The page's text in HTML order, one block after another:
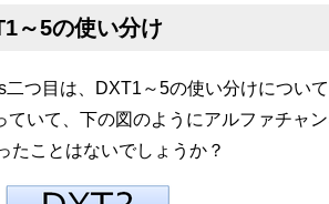
～5の使い分け
二つ目は、DXT1～5の使い分けについて
ていて、下の図のようにアルファチャ
たことはないでしょうか？